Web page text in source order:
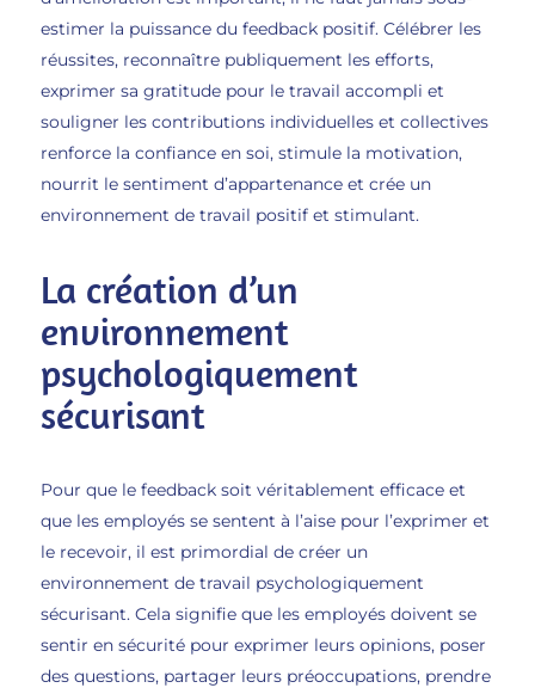
estimer la puissance du feedback positif. Célébrer les
réussites, reconnaître publiquement les efforts,
exprimer sa gratitude pour le travail accompli et
souligner les contributions individuelles et collectives
renforce la confiance en soi, stimule la motivation,
nourrit le sentiment d’appartenance et crée un
environnement de travail positif et stimulant.
La création d’un
environnement
psychologiquement
sécurisant
Pour que le feedback soit véritablement efficace et
que les employés se sentent à l’aise pour l’exprimer et
le recevoir, il est primordial de créer un
environnement de travail psychologiquement
sécurisant. Cela signifie que les employés doivent se
sentir en sécurité pour exprimer leurs opinions, poser
des questions, partager leurs préoccupations, prendre